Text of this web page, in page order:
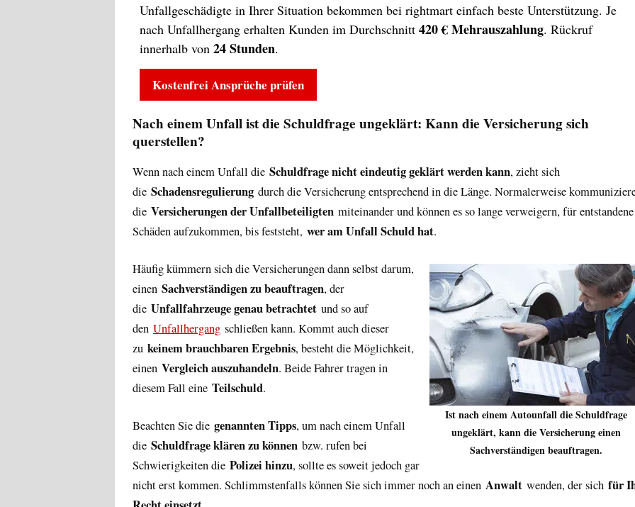
Unfallgeschädigte in Ihrer Situation bekommen bei rightmart einfach beste Unterstützung. Je
nach Unfallhergang erhalten Kunden im Durchschnitt 420 € Mehrauszahlung. Rückruf
innerhalb von 24 Stunden.
Kostenfrei Ansprüche prüfen
Nach einem Unfall ist die Schuldfrage ungeklärt: Kann die Versicherung sich
querstellen?
Wenn nach einem Unfall die Schuldfrage nicht eindeutig geklärt werden kann, zieht sich
die Schadensregulierung durch die Versicherung entsprechend in die Länge. Normalerweise
die Versicherungen der Unfallbeteiligten miteinander und können es so lange verweigern, für entstandene
Schäden aufzukommen, bis feststeht, wer am Unfall Schuld hat.
Ist nach einem Autounfall die Schuldfrage
ungeklärt, kann die Versicherung einen
Sachverständigen beauftragen.
Häufig kümmern sich die Versicherungen dann selbst darum,
einen Sachverständigen zu beauftragen, der
die Unfallfahrzeuge genau betrachtet und so auf
den Unfallhergang schließen kann. Kommt auch dieser
zu keinem brauchbaren Ergebnis, besteht die Möglichkeit,
einen Vergleich auszuhandeln. Beide Fahrer tragen in
diesem Fall eine Teilschuld.
Beachten Sie die genannten Tipps, um nach einem Unfall
die Schuldfrage klären zu können bzw. rufen bei
Schwierigkeiten die Polizei hinzu, sollte es soweit jedoch gar
nicht erst kommen. Schlimmstenfalls können Sie sich immer noch an einen Anwalt wenden, der sich für